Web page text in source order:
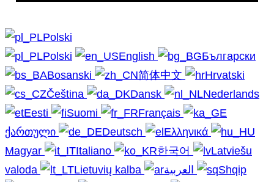
Polski
Polski
English
Български
Bosanski
简体中文
Hrvatski
Čeština
Dansk
Nederlands
Eesti
Suomi
Français
ქართული
Deutsch
Ελληνικά
Magyar
Italiano 한국어
Latviešu
valoda
Lietuvių kalba
Shqip